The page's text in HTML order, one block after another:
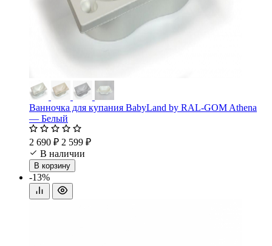
Ванночка для купания BabyLand by RAL-GOM Athena
— Белый
2 690 ₽ 2 599 ₽
В наличии
В корзину
-13%